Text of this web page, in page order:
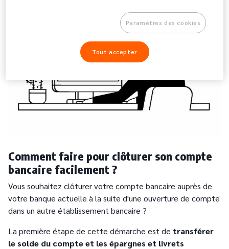
Comment faire pour clôturer son compte
bancaire facilement ?
Vous souhaitez clôturer votre compte bancaire auprès de
votre banque actuelle à la suite d'une ouverture de compte
dans un autre établissement bancaire ?
La première étape de cette démarche est de transférer
le solde du compte et les épargnes et livrets
Paramètres des cookies
Tout accepter